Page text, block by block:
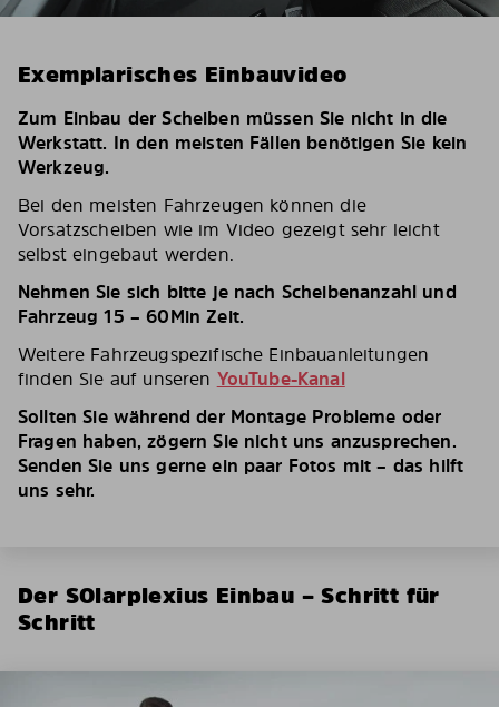
Exemplarisches Einbauvideo
Zum Einbau der Scheiben müssen Sie nicht in die
Werkstatt. In den meisten Fällen benötigen Sie kein
Werkzeug.
Bei den meisten Fahrzeugen können die
Vorsatzscheiben wie im Video gezeigt sehr leicht
selbst eingebaut werden.
Nehmen Sie sich bitte je nach Scheibenanzahl und
Fahrzeug 15 – 60Min Zeit.
Weitere Fahrzeugspezifische Einbauanleitungen
finden Sie auf unseren YouTube-Kanal
Sollten Sie während der Montage Probleme oder
Fragen haben, zögern Sie nicht uns anzusprechen.
Senden Sie uns gerne ein paar Fotos mit – das hilft
uns sehr.
Der SOlarplexius Einbau – Schritt für
Schritt